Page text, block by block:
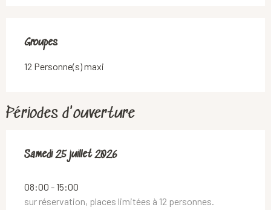
Groupes
Groupes
12 Personne(s) maxi
Périodes d'ouverture
Samedi 25 juillet 2026
Samedi 25 juillet 2026
08:00 - 15:00
sur réservation, places limitées à 12 personnes.